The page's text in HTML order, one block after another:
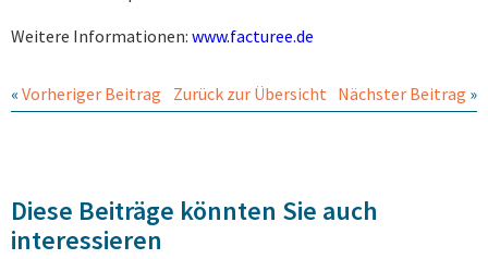
Weitere Informationen: www.facturee.de
« Vorheriger Beitrag Zurück zur Übersicht Nächster Beitrag »
Diese Beiträge könnten Sie auch
interessieren